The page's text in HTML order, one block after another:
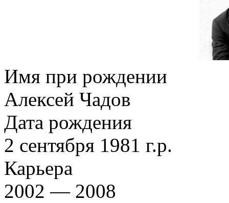
Имя при рождении
Алексей Чадов
Дата рождения
2 сентября 1981 г.р.
Карьера
2002 — 2008